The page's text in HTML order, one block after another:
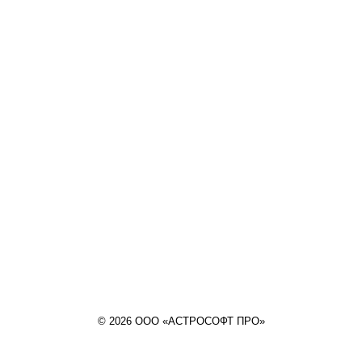
© 2026 ООО «АСТРОСОФТ ПРО»